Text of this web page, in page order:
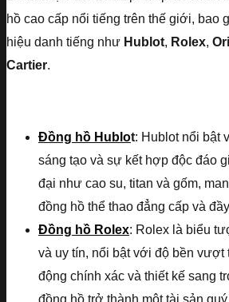
hồ cao cấp nổi tiếng trên thế giới, bao
hiệu danh tiếng như Hublot, Rolex,
Cartier.
Đồng hồ Hublot: Hublot nổi bật
sáng tạo và sự kết hợp độc đáo
đại như cao su, titan và gốm,
đồng hồ thể thao đẳng cấp và
Đồng hồ Rolex: Rolex là biểu
và uy tín, nổi bật với độ bền vượt
động chính xác và thiết kế sang
đồng hồ trở thành một tài sản